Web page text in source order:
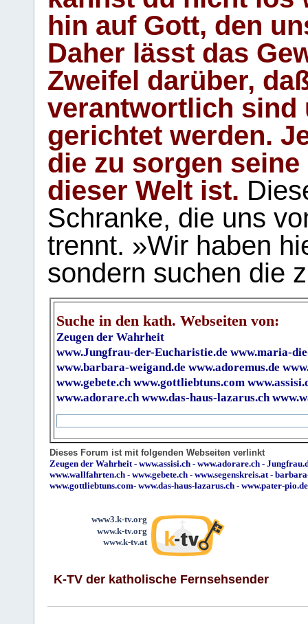
hin auf Gott, den
Daher lässt das
Zweifel darüber,
verantwortlich sind
gerichtet werden.
die zu sorgen
dieser Welt ist.
Schranke, die uns
trennt. »Wir haben
sondern suchen die
Suche in den kath. Webseiten von:
Zeugen der Wahrheit
www.Jungfrau-der-Eucharistie.de www.maria-
www.barbara-weigand.de www.adoremus.de
www.gebete.ch www.gottliebtuns.com
www.adorare.ch www.das-haus-lazarus.ch
Dieses Forum ist mit folgenden Webseiten verlinkt
Zeugen der Wahrheit - www.assisi.ch - www.adorare.ch -
www.wallfahrten.ch - www.gebete.ch - www.segenskreis.at -
www.gottliebtuns.com- www.das-haus-lazarus.ch - www.pater-pio.de
www3.k-tv.org
www.k-tv.org
www.k-tv.at
K-TV der katholische Fernsehsender